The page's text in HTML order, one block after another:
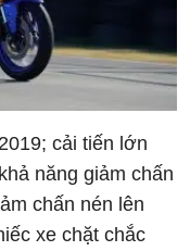
cải tiến lớn
năng giảm chấn
chấn nén lên
xe chặt chắc